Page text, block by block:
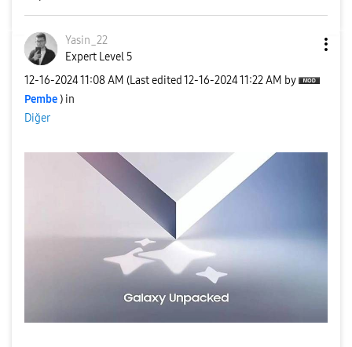
Yasin_22
Expert Level 5
‎12-16-202411:08 AM (Last edited ‎12-16-202411:22 AM by
Pembe ) in
Diğer